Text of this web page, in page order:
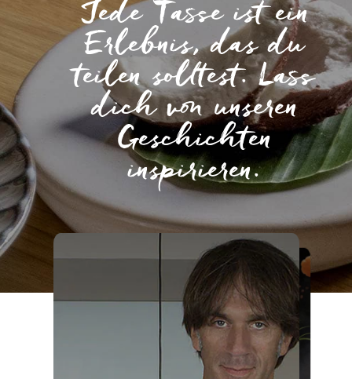
Jede Tasse ist ein
Erlebnis, das du
teilen solltest. Lass
dich von unseren
Geschichten
inspirieren.